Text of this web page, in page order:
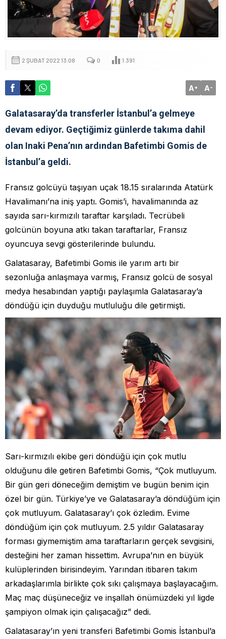
2 ŞUBAT 2022 13:08 0 1.391
A+ A-
Galatasaray’da transferler İstanbul’a gelmeye
devam ediyor. Geçtiğimiz günlerde takıma dahil
olan Inaki Pena’nın ardından Bafetimbi Gomis de
İstanbul’a geldi.
Fransız golcüyü taşıyan uçak 18.15 sıralarında Atatürk
Havalimanı’na iniş yaptı. Gomis’i, havalimanında az
sayıda sarı-kırmızılı taraftar karşıladı. Tecrübeli
golcünün boyuna atkı takan taraftarlar, Fransız
oyuncuya sevgi gösterilerinde bulundu.
Galatasaray, Bafetimbi Gomis ile yarım artı bir
sezonluğa anlaşmaya varmış, Fransız golcü de sosyal
medya hesabından yaptığı paylaşımla Galatasaray’a
döndüğü için duyduğu mutluluğu dile getirmişti.
Sarı-kırmızılı ekibe geri döndüğü için çok mutlu
olduğunu dile getiren Bafetimbi Gomis, “Çok mutluyum.
Bir gün geri döneceğim demiştim ve bugün benim için
özel bir gün. Türkiye’ye ve Galatasaray’a döndüğüm için
çok mutluyum. Galatasaray’ı çok özledim. Evime
döndüğüm için çok mutluyum. 2.5 yıldır Galatasaray
forması giymemiştim ama taraftarların gerçek sevgisini,
desteğini her zaman hissettim. Avrupa’nın en büyük
kulüplerinden birisindeyim. Yarından itibaren takım
arkadaşlarımla birlikte çok sıkı çalışmaya başlayacağım.
Maç maç düşüneceğiz ve inşallah önümüzdeki yıl ligde
şampiyon olmak için çalışacağız” dedi.
Galatasaray’ın yeni transferi Bafetimbi Gomis İstanbul’a